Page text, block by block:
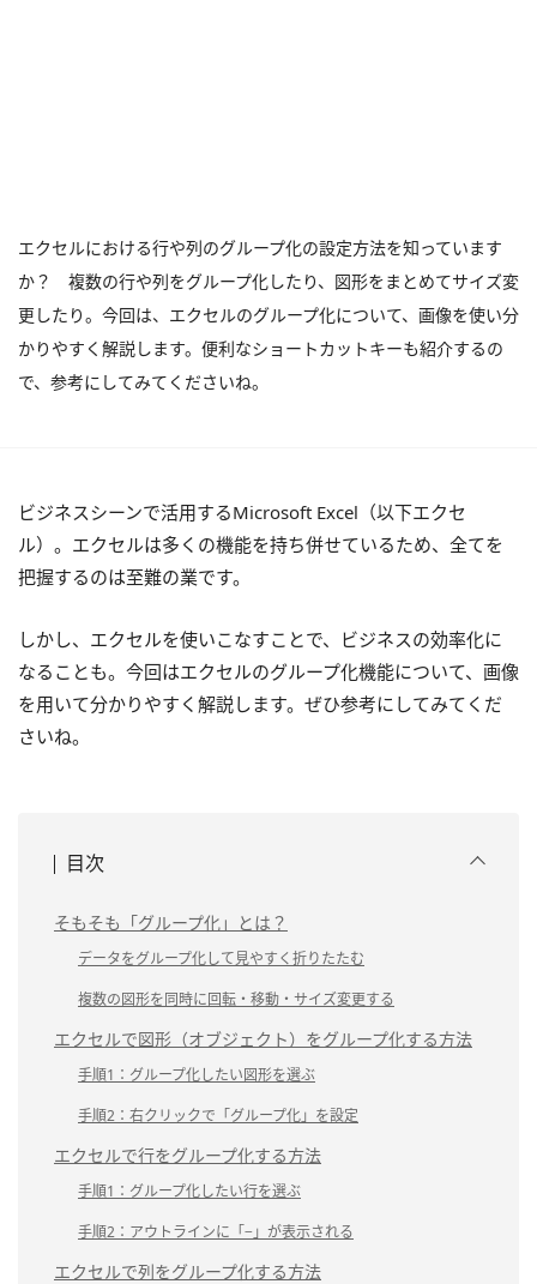
エクセルにおける行や列のグループ化の設定方法を知っています
か？ 複数の行や列をグループ化したり、図形をまとめてサイズ変
更したり。今回は、エクセルのグループ化について、画像を使い分
かりやすく解説します。便利なショートカットキーも紹介するの
で、参考にしてみてくださいね。
ビジネスシーンで活用するMicrosoft Excel（以下エクセ
ル）。エクセルは多くの機能を持ち併せているため、全てを
把握するのは至難の業です。
しかし、エクセルを使いこなすことで、ビジネスの効率化に
なることも。今回はエクセルのグループ化機能について、画像
を用いて分かりやすく解説します。ぜひ参考にしてみてくだ
さいね。
目次
そもそも「グループ化」とは？
データをグループ化して見やすく折りたたむ
複数の図形を同時に回転・移動・サイズ変更する
エクセルで図形（オブジェクト）をグループ化する方法
手順1：グループ化したい図形を選ぶ
手順2：右クリックで「グループ化」を設定
エクセルで行をグループ化する方法
手順1：グループ化したい行を選ぶ
手順2：アウトラインに「−」が表示される
エクセルで列をグループ化する方法